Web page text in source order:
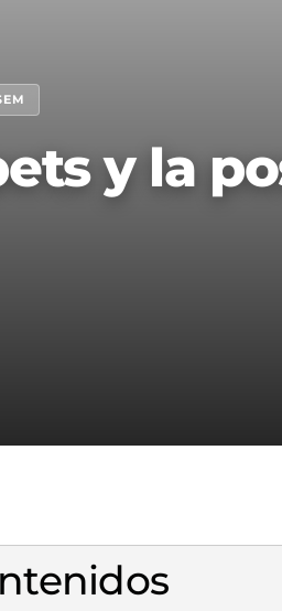
y la